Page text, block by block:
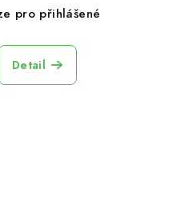
pro přihlášené
Detail